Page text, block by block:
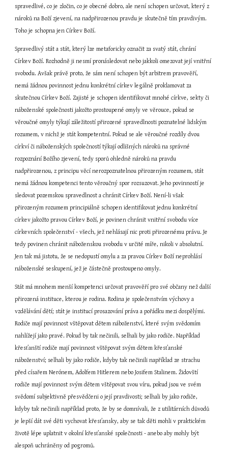
spravedlivé, co je zločin, co je obecné dobro, ale není schopen určovat, který z
nároků na Boží zjevení, na nadpřirozenou pravdu je skutečně tím pravdivým.
Toho je schopna jen Církev Boží.
Spravedlivý stát a stát, který lze metaforicky označit za svatý stát, chrání
Církev Boží. Rozhodně ji nesmí pronásledovat nebo jakkoli omezovat její vnitřní
svobodu. Avšak právě proto, že sám není schopen být arbitrem pravověří,
nemá žádnou povinnost jednu konkrétní církev legálně proklamovat za
skutečnou Církev Boží. Zajisté je schopen identifikovat mnohé církve, sekty či
náboženské společnosti jakožto prostoupené omyly ve věrouce, pokud se
věroučné omyly týkají záležitostí přirozené spravedlnosti poznatelné lidským
rozumem, v nichž je stát kompetentní. Pokud se ale věroučné rozdíly dvou
církví či náboženských společností týkají odlišných nároků na správné
rozpoznání Božího zjevení, tedy sporů ohledně nároků na pravdu
nadpřirozenou, z principu věcí nerozpoznatelnou přirozeným rozumem, stát
nemá žádnou kompetenci tento věroučný spor rozsuzovat. Jeho povinností je
sledovat pozemskou spravedlnost a chránit Církev Boží. Není-li však
přirozeným rozumem principiálně schopen identifikovat jednu konkrétní
církev jakožto pravou Církev Boží, je povinen chránit vnitřní svobodu více
církevních společenství - všech, jež nehlásají nic proti přirozenému právu. Je
tedy povinen chránit náboženskou svobodu v určité míře, nikoli v absolutní.
Jen tak má jistotu, že se nedopustí omylu a za pravou Církev Boží neprohlásí
náboženské seskupení, jež je částečně prostoupeno omyly.
Stát má mnohem menší kompetenci určovat pravověří pro své občany než další
přirozená instituce, kterou je rodina. Rodina je společenstvím výchovy a
vzdělávání dětí; stát je institucí prosazování práva a pořádku mezi dospělými.
Rodiče mají povinnost vštěpovat dětem náboženství, které svým svědomím
nahlížejí jako pravé. Pokud by tak nečinili, selhali by jako rodiče. Například
křesťanští rodiče mají povinnost vštěpovat svým dětem křesťanské
náboženství; selhali by jako rodiče, kdyby tak nečinili například ze strachu
před císařem Nerónem, Adolfem Hitlerem nebo Josifem Stalinem. Židovští
rodiče mají povinnost svým dětem vštěpovat svou víru, pokud jsou ve svém
svědomí subjektivně přesvědčeni o její pravdivosti; selhali by jako rodiče,
kdyby tak nečinili například proto, že by se domnívali, že z utilitárních důvodů
je lepší dát své děti vychovat křesťansky, aby se tak děti mohli v praktickém
životě lépe uplatnit v okolní křesťanské společnosti - anebo aby mohly být
alespoň uchráněny od pogromů.